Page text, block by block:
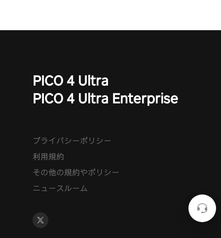
PICO 4 Ultra
PICO 4 Ultra Enterprise
プライバシーポリシー
利用規約
その他の規約やポリシー
ニュースルーム